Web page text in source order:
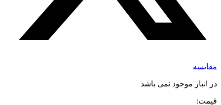
مقایسه
در انبار موجود نمی باشد
قیمت: